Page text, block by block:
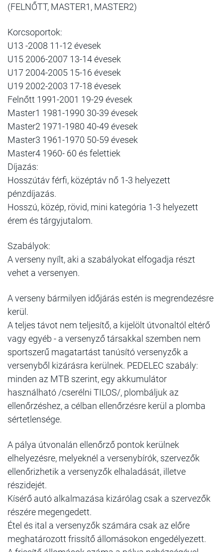
(FELNŐTT, MASTER1, MASTER2)
Korcsoportok:
U13 -2008 11-12 évesek
U15 2006-2007 13-14 évesek
U17 2004-2005 15-16 évesek
U19 2002-2003 17-18 évesek
Felnőtt 1991-2001 19-29 évesek
Master1 1981-1990 30-39 évesek
Master2 1971-1980 40-49 évesek
Master3 1961-1970 50-59 évesek
Master4 1960- 60 és felettiek
Díjazás:
Hosszútáv férfi, középtáv nő 1-3 helyezett
pénzdíjazás.
Hosszú, közép, rövid, mini kategória 1-3 helyezett
érem és tárgyjutalom.
Szabályok:
A verseny nyílt, aki a szabályokat elfogadja részt
vehet a versenyen.
A verseny bármilyen időjárás estén is megrendezésre
kerül.
A teljes távot nem teljesítő, a kijelölt útvonaltól eltérő
vagy egyéb - a versenyző társakkal szemben nem
sportszerű magatartást tanúsító versenyzők a
versenyből kizárásra kerülnek. PEDELEC szabály:
minden az MTB szerint, egy akkumulátor
használható /cserélni TILOS/, plombáljuk az
ellenőrzéshez, a célban ellenőrzésre kerül a plomba
sértetlensége.
A pálya útvonalán ellenőrző pontok kerülnek
elhelyezésre, melyeknél a versenybírók, szervezők
ellenőrizhetik a versenyzők elhaladását, illetve
részidejét.
Kísérő autó alkalmazása kizárólag csak a szervezők
részére megengedett.
Étel és ital a versenyzők számára csak az előre
meghatározott frissítő állomásokon engedélyezett.